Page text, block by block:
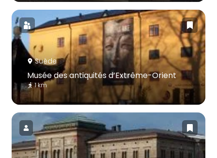
Suède
Musée des antiquités d’Extrême-Orient
1 km